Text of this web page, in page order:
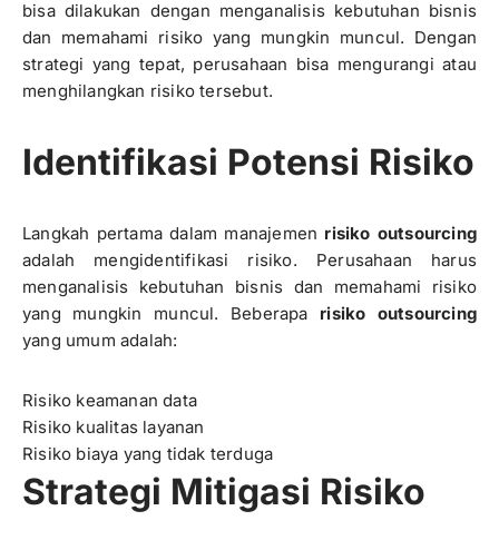
bisa dilakukan dengan menganalisis kebutuhan bisnis
dan memahami risiko yang mungkin muncul. Dengan
strategi yang tepat, perusahaan bisa mengurangi atau
menghilangkan risiko tersebut.
Identifikasi Potensi Risiko
Langkah pertama dalam manajemen risiko outsourcing
adalah mengidentifikasi risiko. Perusahaan harus
menganalisis kebutuhan bisnis dan memahami risiko
yang mungkin muncul. Beberapa risiko outsourcing
yang umum adalah:
Risiko keamanan data
Risiko kualitas layanan
Risiko biaya yang tidak terduga
Strategi Mitigasi Risiko